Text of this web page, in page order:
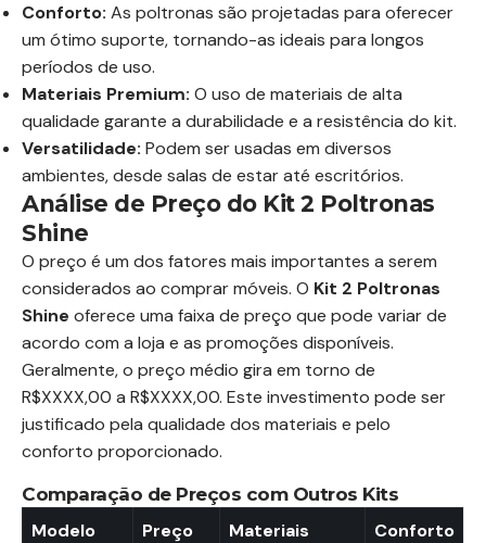
Conforto: As poltronas são projetadas para oferecer
um ótimo suporte, tornando-as ideais para longos
períodos de uso.
Materiais Premium: O uso de materiais de alta
qualidade garante a durabilidade e a resistência do kit.
Versatilidade: Podem ser usadas em diversos
ambientes, desde salas de estar até escritórios.
Análise de Preço do Kit 2 Poltronas
Shine
O preço é um dos fatores mais importantes a serem
considerados ao comprar móveis. O Kit 2 Poltronas
Shine oferece uma faixa de preço que pode variar de
acordo com a loja e as promoções disponíveis.
Geralmente, o preço médio gira em torno de
R$XXXX,00 a R$XXXX,00. Este investimento pode ser
justificado pela qualidade dos materiais e pelo
conforto proporcionado.
Comparação de Preços com Outros Kits
Modelo
Preço
Materiais Conforto